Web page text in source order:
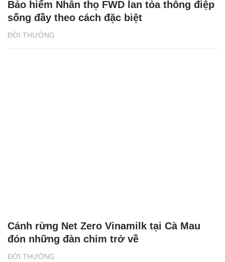
ĐỜI THƯỜNG
Bảo hiểm Nhân thọ FWD lan tỏa thông điệp
sống đầy theo cách đặc biệt
ĐỜI THƯỜNG
Cánh rừng Net Zero Vinamilk tại Cà Mau
đón những đàn chim trở về